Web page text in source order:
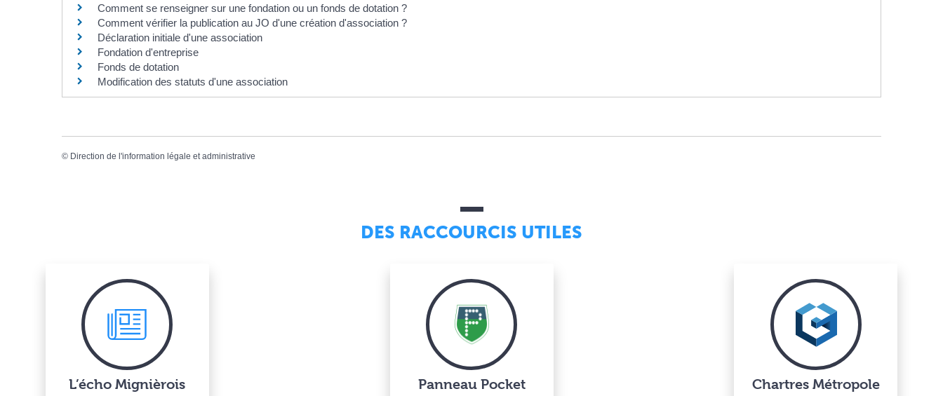
Comment se renseigner sur une fondation ou un fonds de dotation ?
Comment vérifier la publication au JO d'une création d'association ?
Déclaration initiale d'une association
Fondation d'entreprise
Fonds de dotation
Modification des statuts d'une association
© Direction de l'information légale et administrative
DES RACCOURCIS UTILES
L’écho Mignièrois Panneau Pocket Chartres Métropole